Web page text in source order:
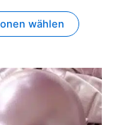
wählen
CHF 7.90
bis
CHF 24.90
Dieses
Produkt
weist